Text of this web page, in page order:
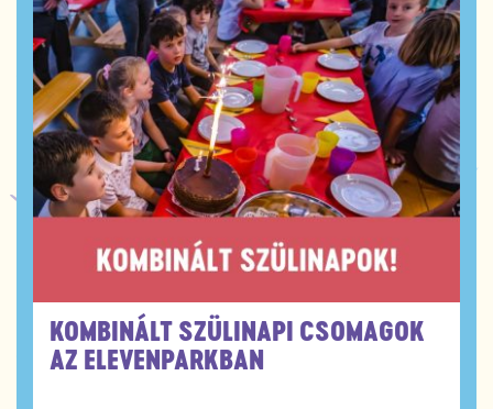
KOMBINÁLT SZÜLINAPI CSOMAGOK
AZ ELEVENPARKBAN